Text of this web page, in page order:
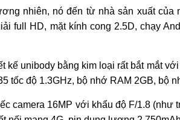
nhiên, nó đến từ nhà sản xuất của
full HD, mặt kính cong 2.5D, chạy
kế unibody bằng kim loại rất bắt mắt
tốc độ 1.3GHz, bộ nhớ RAM 2GB, bộ
camera 16MP với khẩu độ F/1.8 (như